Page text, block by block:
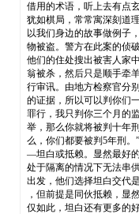
借用的术语，听上去有点
犹如棋局，常常寓深刻道
以我们身边的故事做例子
物被盗。警方在此案的侦
他们的住处搜出被害人家
翁被杀，然后只是顺手牵
行审讯。由地方检察官分
的证据，所以可以判你们
罪行，我只判你三个月的
举，那么你就将被判十年
么，你们都要被判5年刑
—坦白或抵赖。显然最好
处于隔离的情况下无法串
出发，他们选择坦白交代
，但前提是同伙抵赖，显
仅如此，坦白还有更多的